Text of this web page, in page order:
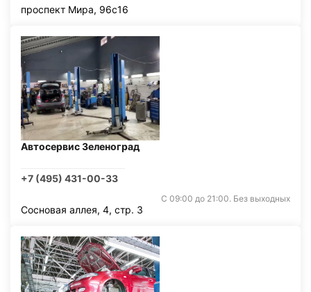
проспект Мира, 96с16
Автосервис Зеленоград
+7 (495) 431-00-33
С 09:00 до 21:00. Без выходных
Сосновая аллея, 4, стр. 3